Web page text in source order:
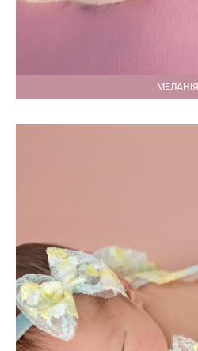
МЕЛАНІЯ